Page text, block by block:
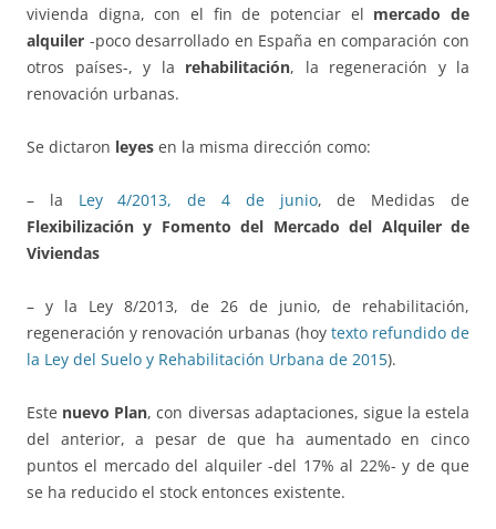
vivienda digna, con el fin de potenciar el mercado de
alquiler -poco desarrollado en España en comparación con
otros países-, y la rehabilitación, la regeneración y la
renovación urbanas.
Se dictaron leyes en la misma dirección como:
– la Ley 4/2013, de 4 de junio, de Medidas de
Flexibilización y Fomento del Mercado del Alquiler de
Viviendas
– y la Ley 8/2013, de 26 de junio, de rehabilitación,
regeneración y renovación urbanas (hoy texto refundido de
la Ley del Suelo y Rehabilitación Urbana de 2015).
Este nuevo Plan, con diversas adaptaciones, sigue la estela
del anterior, a pesar de que ha aumentado en cinco
puntos el mercado del alquiler -del 17% al 22%- y de que
se ha reducido el stock entonces existente.